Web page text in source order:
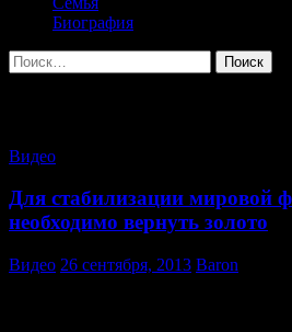
Биография
Найти:
Видео
Для стабилизации мировой
необходимо вернуть золото
Видео 26 сентября, 2013 Baron